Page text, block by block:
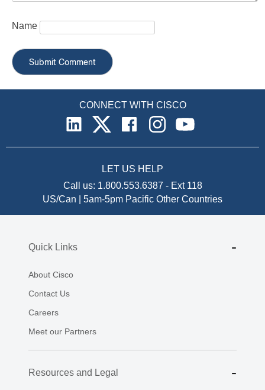
Name
CONNECT WITH CISCO
LET US HELP
Call us: 1.800.553.6387 - Ext 118
US/Can | 5am-5pm Pacific Other Countries